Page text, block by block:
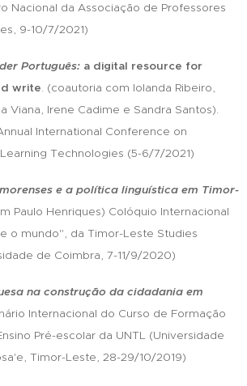
Nacional da Associação de Professores
9-10/7/2021)
Português: a digital resource for
write. (coautoria com Iolanda Ribeiro,
Viana, Irene Cadime e Sandra Santos).
International Conference on
Technologies (5-6/7/2021)
e a política linguística em Timor-
Paulo Henriques) Colóquio Internacional
o mundo", da Timor-Leste Studies
de Coimbra, 7-11/9/2020)
na construção da cidadania em
Internacional do Curso de Formação
Pré-escolar da UNTL (Universidade
Timor-Leste, 28-29/10/2019)